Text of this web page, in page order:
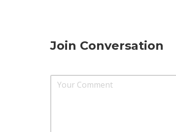
Join Conversation